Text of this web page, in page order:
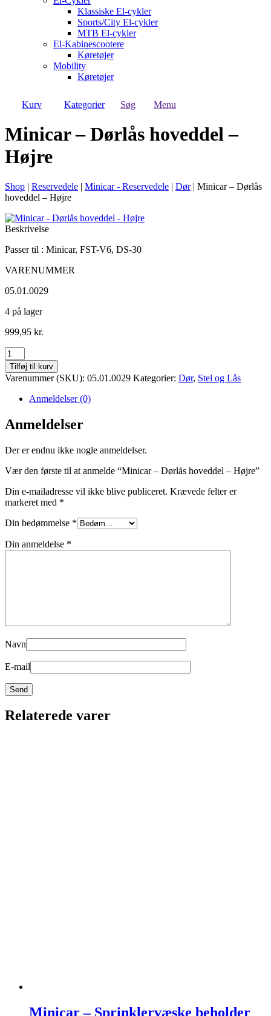
Klassiske El-cykler
Sports/City El-cykler
MTB El-cykler
El-Kabinescootere
Køretøjer
Mobility
Køretøjer
Kurv Kategorier Søg Menu
Minicar – Dørlås hoveddel –
Højre
Shop | Reservedele | Minicar - Reservedele | Dør| Minicar – Dørlås
hoveddel – Højre
Beskrivelse
Passer til : Minicar, FST-V6, DS-30
VARENUMMER
05.01.0029
4 på lager
999,95 kr.
Minicar
-
Dørlås
hoveddel
antal
Tilføj til kurv
Varenummer (SKU): 05.01.0029 Kategorier: Dør, Stel og Lås
Anmeldelser (0)
Anmeldelser
Der er endnu ikke nogle anmeldelser.
Vær den første til at anmelde “Minicar – Dørlås hoveddel – Højre”
Din e-mailadresse vil ikke blive publiceret. Krævede felter er
markeret med *
Din bedømmelse *
Din anmeldelse *
Navn
E-mail
Relaterede varer
Minicar – Sprinklervæske beholder